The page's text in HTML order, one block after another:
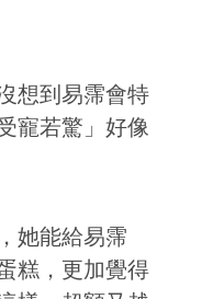
想到易霈會特
寵若驚」好像
她能給易霈
糕，更加覺得